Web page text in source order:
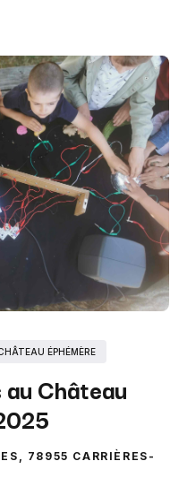
ÉPHÉMÈRE
Château
78955 CARRIÈRES-